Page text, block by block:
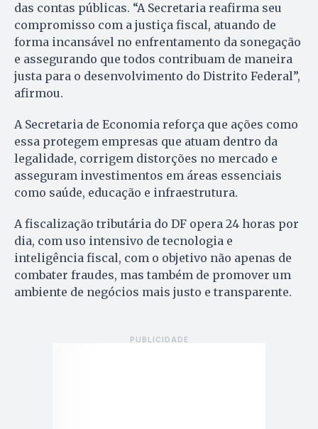
das contas públicas. “A Secretaria reafirma seu
compromisso com a justiça fiscal, atuando de
forma incansável no enfrentamento da sonegação
e assegurando que todos contribuam de maneira
justa para o desenvolvimento do Distrito Federal”,
afirmou.
A Secretaria de Economia reforça que ações como
essa protegem empresas que atuam dentro da
legalidade, corrigem distorções no mercado e
asseguram investimentos em áreas essenciais
como saúde, educação e infraestrutura.
A fiscalização tributária do DF opera 24 horas por
dia, com uso intensivo de tecnologia e
inteligência fiscal, com o objetivo não apenas de
combater fraudes, mas também de promover um
ambiente de negócios mais justo e transparente.